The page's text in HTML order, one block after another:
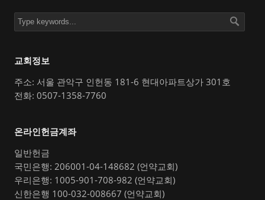
교회정보
주소: 서울 관악구 인헌동 181-6 현대아파트상가 301호
전화: 0507-1358-7760
온라인헌금계좌
일반헌금
국민은행: 206001-04-148682 (언약교회)
우리은행: 1005-901-708-982 (언약교회)
신한은행 100-032-008667 (언약교회)